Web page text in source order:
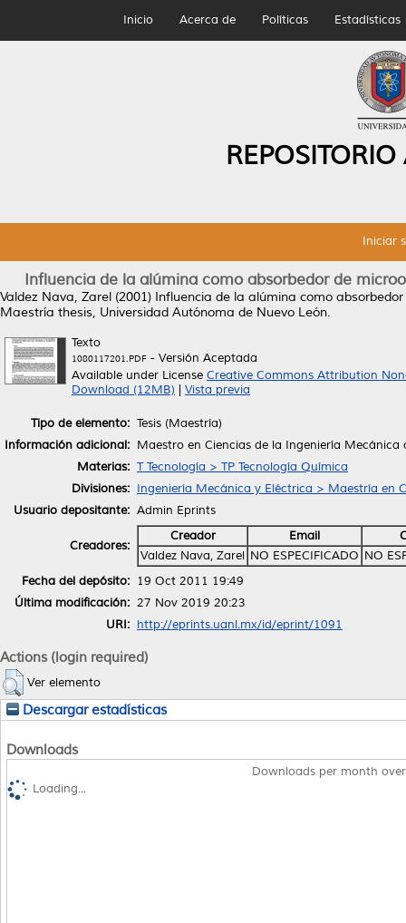
Inicio Acerca de Políticas Estadísticas
Iniciar
Influencia de la alúmina como absorbedor de
Valdez Nava, Zarel (2001) Influencia de la alúmina como
Maestría thesis, Universidad Autónoma de Nuevo León.
Texto
1080117201.PDF - Versión Aceptada
Available under License Creative Commons Attribution
Download (12MB)
Vista previa
Tipo de elemento: Tesis (Maestría)
Información adicional: Maestro en Ciencias de la Ingeniería Mecánica
Materias: T Tecnología > TP Tecnología Química
Divisiones: Ingeniería Mecánica y Eléctrica > Maestría en
Usuario depositante: Admin Eprints
Creadores:
Creador Email
Valdez Nava, Zarel NO ESPECIFICADO NO
Fecha del depósito: 19 Oct 2011 19:49
Última modificación: 27 Nov 2019 20:23
URI: http://eprints.uanl.mx/id/eprint/1091
Actions (login required)
Ver elemento
Descargar estadísticas
Downloads
Downloads per month
Loading...